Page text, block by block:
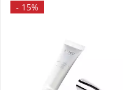
- 15%